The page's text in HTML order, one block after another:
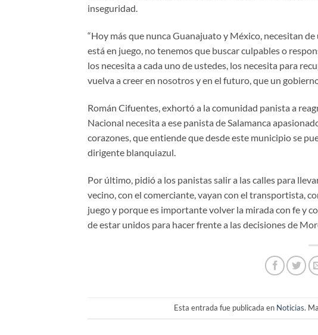
inseguridad.
“Hoy más que nunca Guanajuato y México, necesitan
está en juego, no tenemos que buscar culpables o
los necesita a cada uno de ustedes, los necesita para
vuelva a creer en nosotros y en el futuro, que un
Román Cifuentes, exhortó a la comunidad panista a
Nacional necesita a ese panista de Salamanca
corazones, que entiende que desde este municipio se
dirigente blanquiazul.
Por último, pidió a los panistas salir a las calles para
vecino, con el comerciante, vayan con el transportista,
juego y porque es importante volver la mirada con fe y
de estar unidos para hacer frente a las decisiones de
Esta entrada fue publicada en Noticias.